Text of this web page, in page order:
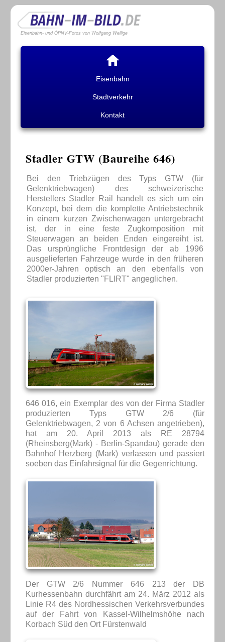
Eisenbahn- und ÖPNV-Fotos von Wolfgang Wellige
Eisenbahn
Stadtverkehr
Kontakt
Stadler GTW (Baureihe 646)
Bei den Triebzügen des Typs GTW (für
Gelenktriebwagen) des schweizerische
Herstellers Stadler Rail handelt es sich um ein
Konzept, bei dem die komplette Antriebstechnik
in einem kurzen Zwischenwagen untergebracht
ist, der in eine feste Zugkomposition mit
Steuerwagen an beiden Enden eingereiht ist.
Das ursprüngliche Frontdesign der ab 1996
ausgelieferten Fahrzeuge wurde in den früheren
2000er-Jahren optisch an den ebenfalls von
Stadler produzierten "FLIRT" angeglichen.
646 016, ein Exemplar des von der Firma Stadler
produzierten Typs GTW 2/6 (für
Gelenktriebwagen, 2 von 6 Achsen angetrieben),
hat am 20. April 2013 als RE 28794
(Rheinsberg(Mark) - Berlin-Spandau) gerade den
Bahnhof Herzberg (Mark) verlassen und passiert
soeben das Einfahrsignal für die Gegenrichtung.
Der GTW 2/6 Nummer 646 213 der DB
Kurhessenbahn durchfährt am 24. März 2012 als
Linie R4 des Nordhessischen Verkehrsverbundes
auf der Fahrt von Kassel-Wilhelmshöhe nach
Korbach Süd den Ort Fürstenwald